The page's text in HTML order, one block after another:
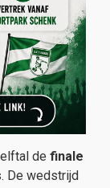
de finale
De wedstrijd